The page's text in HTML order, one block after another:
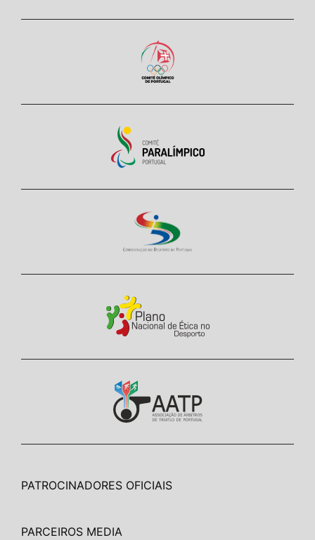
PATROCINADORES OFICIAIS
PARCEIROS MEDIA